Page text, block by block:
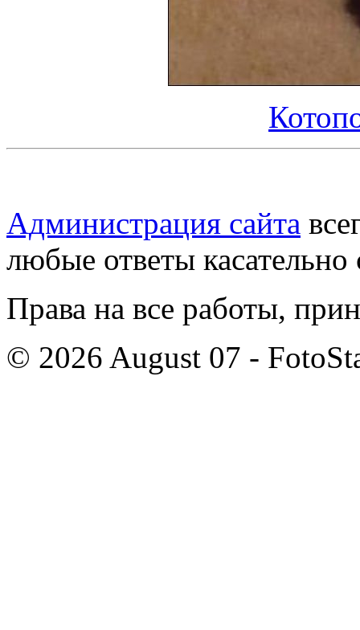
Администрация сайта
любые ответы касательно
Права на все работы,
© 2026 August 07 -